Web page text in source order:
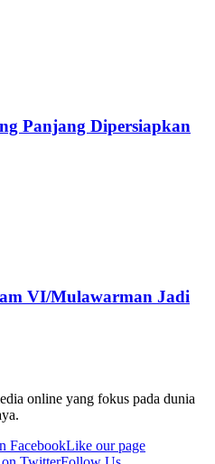
Panjang Dipersiapkan
VI/Mulawarman Jadi
online yang fokus pada dunia
FacebookLike our page